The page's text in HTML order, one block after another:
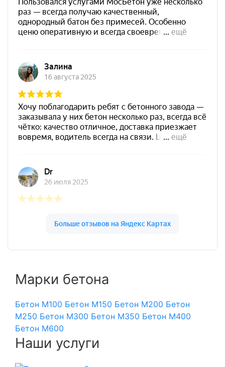
Марки бетона
Бетон М100 Бетон М150 Бетон М200 Бетон
М250 Бетон М300 Бетон М350 Бетон М400
Бетон М600
Наши услуги